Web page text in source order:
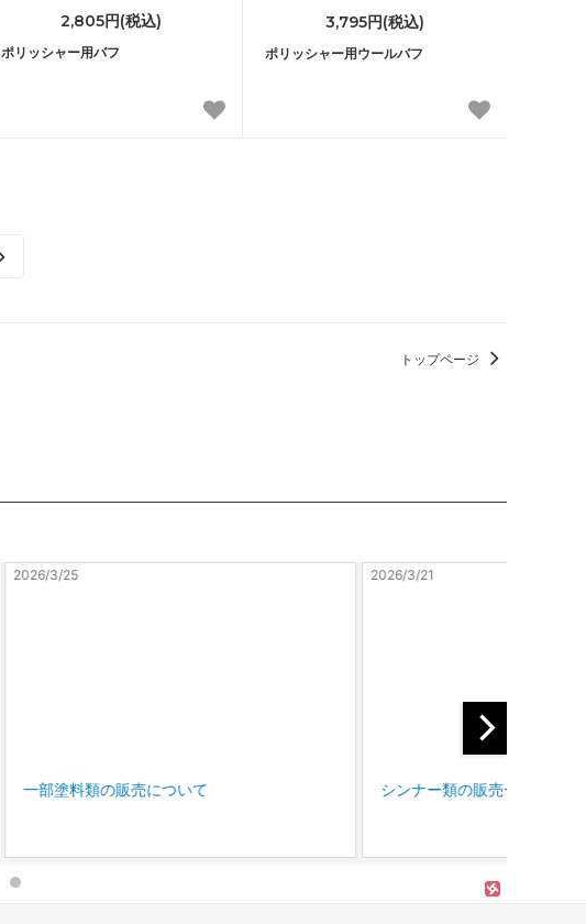
2,805円(税込)
ポリッシャー用バフ
3,795円(税込)
ポリッシャー用ウールバフ
トップページ
2026/3/21
シンナー類の販売一時見合わせについて
2026/2/19
マルテー大塚 / ディテー